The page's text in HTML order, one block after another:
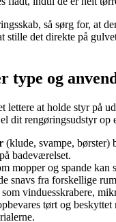
så sørg for, at
stille det direkte på
type og
lettere at holde styr på
dit rengøringsudstyr op
(klude, svampe, børster)
badeværelset.
mopper og spande kan
snavs fra forskellige
som vinduesskrabere,
tørt og